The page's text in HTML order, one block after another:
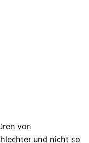
von
und nicht so